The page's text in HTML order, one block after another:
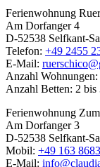
Ferienwohnung
Am Dorfanger 4
D-52538 Selfkant-
Telefon: +49 2455
E-Mail:
Anzahl Wohnungen:
Anzahl Betten: 2 bis
Ferienwohnung
Am Dorfanger 3
D-52538 Selfkant-
Mobil: +49 163
E-Mail: